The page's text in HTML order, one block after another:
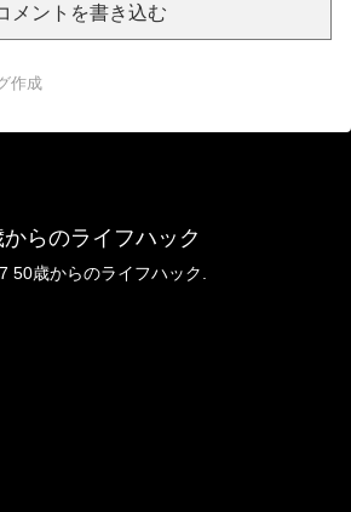
メントを書き込む
作成
らのライフハック
50歳からのライフハック.